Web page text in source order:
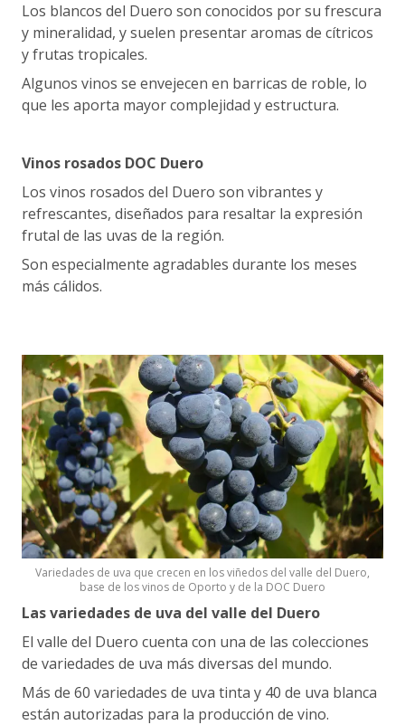
Los blancos del Duero son conocidos por su frescura
y mineralidad, y suelen presentar aromas de cítricos
y frutas tropicales.
Algunos vinos se envejecen en barricas de roble, lo
que les aporta mayor complejidad y estructura.
Vinos rosados DOC Duero
Los vinos rosados del Duero son vibrantes y
refrescantes, diseñados para resaltar la expresión
frutal de las uvas de la región.
Son especialmente agradables durante los meses
más cálidos.
Variedades de uva que crecen en los viñedos del valle del Duero,
base de los vinos de Oporto y de la DOC Duero
Las variedades de uva del valle del Duero
El valle del Duero cuenta con una de las colecciones
de variedades de uva más diversas del mundo.
Más de 60 variedades de uva tinta y 40 de uva blanca
están autorizadas para la producción de vino.